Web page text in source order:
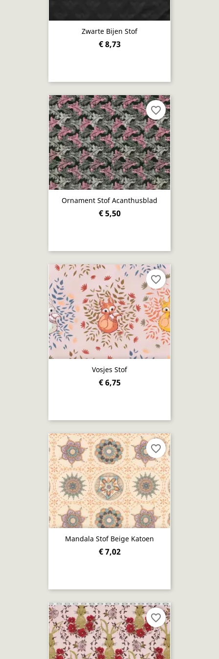
Zwarte Bijen Stof
€ 8,73
Ornament Stof Acanthusblad
€ 5,50
favorite_border
Vosjes Stof
€ 6,75
favorite_border
Mandala Stof Beige Katoen
€ 7,02
favorite_border
favorite_border